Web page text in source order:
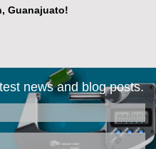
Guanajuato!
news and blog posts.